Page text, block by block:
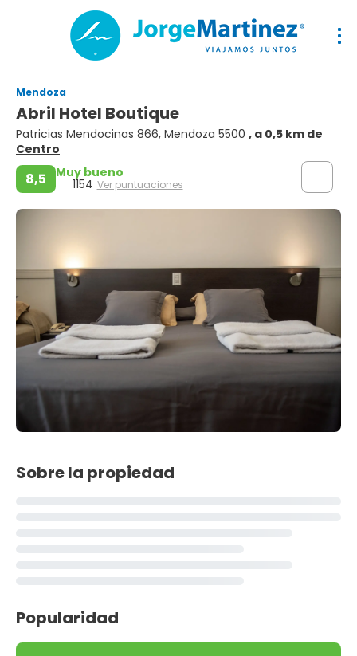
Mendoza
Abril Hotel Boutique
Patricias Mendocinas 866, Mendoza 5500 , a 0,5 km de
Centro
8,5 Muy bueno
1154 Ver puntuaciones
Sobre la propiedad
Popularidad